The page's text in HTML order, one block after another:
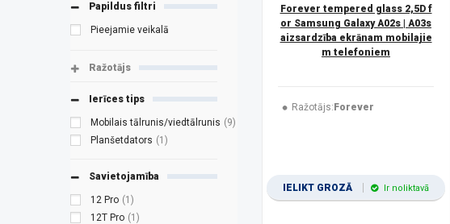
Papildus filtri
Pieejamie veikalā
Ražotājs
Ierīces tips
Mobilais tālrunis/viedtālrunis (9)
Planšetdators (1)
Savietojamība
12 Pro (1)
12T Pro (1)
Forever tempered glass 2,5D f
or Samsung Galaxy A02s | A03s
aizsardzība ekrānam mobilajie
m telefoniem
Ražotājs: Forever
IELIKT GROZĀ Ir noliktavā